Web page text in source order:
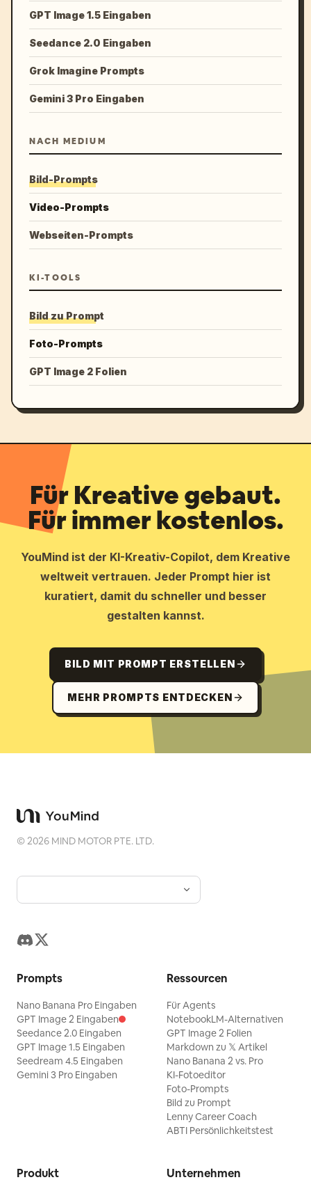
GPT Image 1.5 Eingaben
Seedance 2.0 Eingaben
Grok Imagine Prompts
Gemini 3 Pro Eingaben
NACH MEDIUM
Bild-Prompts
Video-Prompts
Webseiten-Prompts
KI-TOOLS
Bild zu Prompt
Foto-Prompts
GPT Image 2 Folien
Für Kreative gebaut.
Für immer kostenlos.
YouMind ist der KI-Kreativ-Copilot, dem Kreative
weltweit vertrauen. Jeder Prompt hier ist
kuratiert, damit du schneller und besser
gestalten kannst.
BILD MIT PROMPT ERSTELLEN
MEHR PROMPTS ENTDECKEN
©2026 MIND MOTOR PTE. LTD.
Prompts
Nano Banana Pro Eingaben
GPT Image 2 Eingaben
Seedance 2.0 Eingaben
GPT Image 1.5 Eingaben
Seedream 4.5 Eingaben
Gemini 3 Pro Eingaben
Ressourcen
Für Agents
NotebookLM-Alternativen
GPT Image 2 Folien
Markdown zu 𝕏 Artikel
Nano Banana 2 vs. Pro
KI-Fotoeditor
Foto-Prompts
Bild zu Prompt
Lenny Career Coach
ABTI Persönlichkeitstest
Produkt Unternehmen